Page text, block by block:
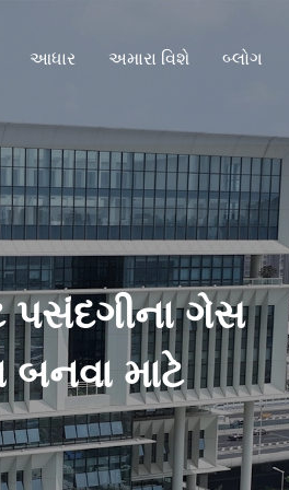
આધાર અમારા વિશે
બ્લોગ
પસંદગીના ગેસ
બનવા માટે